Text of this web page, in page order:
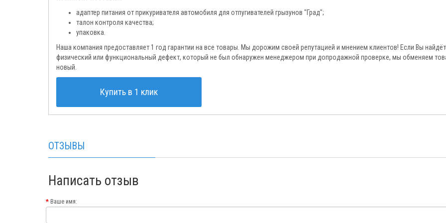
адаптер питания от прикуривателя автомобиля для отпугивателей грызунов "Град";
талон контроля качества;
упаковка.
Наша компания предоставляет 1 год гарантии на все товары. Мы дорожим своей репутацией и мнением клиентов! Если Вы
физический или функциональный дефект, который не был обнаружен менеджером при допродажной проверке, мы обменяем
новый.
Купить в 1 клик
ОТЗЫВЫ
Написать отзыв
Ваше имя: